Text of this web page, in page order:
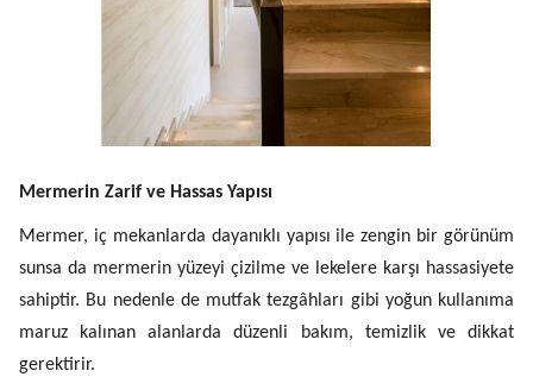
Mermerin Zarif ve Hassas Yapısı
Mermer, iç mekanlarda dayanıklı yapısı ile zengin bir görünüm
sunsa da mermerin yüzeyi çizilme ve lekelere karşı hassasiyete
sahiptir. Bu nedenle de mutfak tezgâhları gibi yoğun kullanıma
maruz kalınan alanlarda düzenli bakım, temizlik ve dikkat
gerektirir.